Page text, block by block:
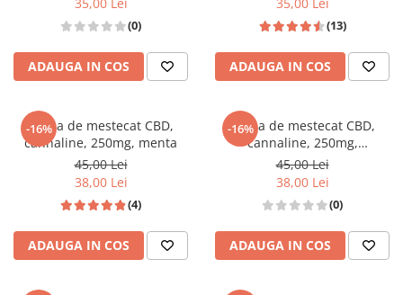
35,00 Lei
(0)
ADAUGA IN COS
35,00 Lei
(13)
ADAUGA IN COS
-16%
Guma de mestecat CBD,
cannaline, 250mg, menta
45,00 Lei
38,00 Lei
(4)
ADAUGA IN COS
-16%
Guma de mestecat CBD,
cannaline, 250mg,
peppermint
45,00 Lei
38,00 Lei
(0)
ADAUGA IN COS